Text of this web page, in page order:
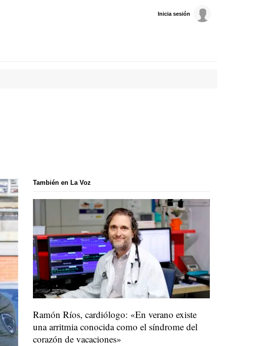
Inicia sesión
También en La Voz
Ramón Ríos, cardiólogo: «En verano existe
una arritmia conocida como el síndrome del
corazón de vacaciones»